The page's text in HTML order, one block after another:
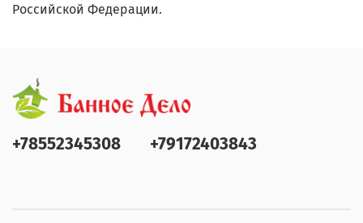
Российской Федерации.
+78552345308 +79172403843